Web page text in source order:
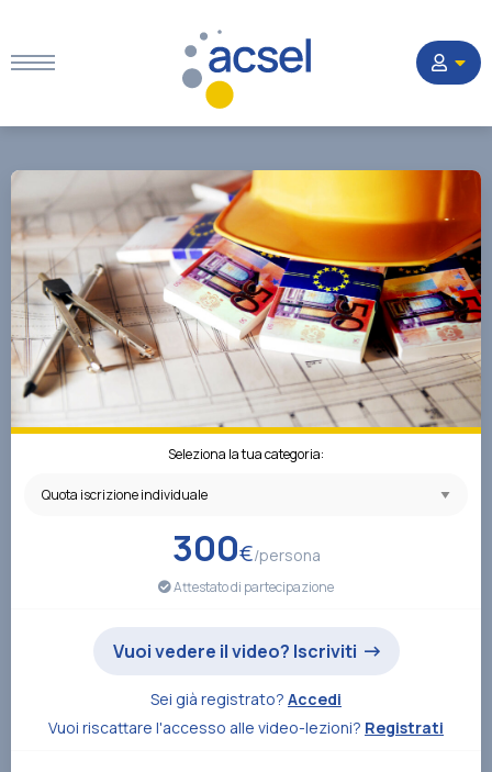
Settori
Corsi
Quesiti
La Società
Contatti
Seleziona la tua categoria:
300€/persona
Attestato di partecipazione
Vuoi vedere il video? Iscriviti
Sei già registrato? Accedi
Vuoi riscattare l'accesso alle video-lezioni? Registrati